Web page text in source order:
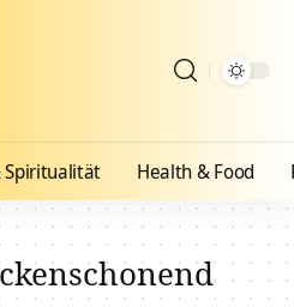
Spiritualität Health & Food